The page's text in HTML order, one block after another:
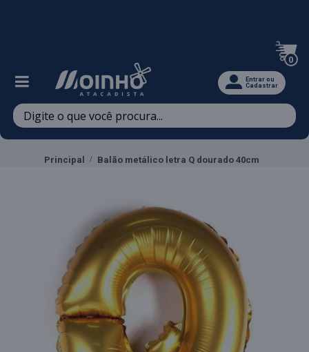
0
Entrar ou
Cadastrar
Principal Balão metálico letra Q dourado 40cm